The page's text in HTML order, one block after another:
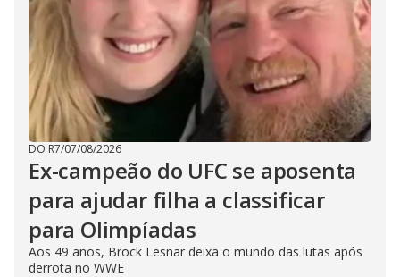
DO R7/07/08/2026
Ex-campeão do UFC se aposenta
para ajudar filha a classificar
para Olimpíadas
Aos 49 anos, Brock Lesnar deixa o mundo das lutas após
derrota no WWE